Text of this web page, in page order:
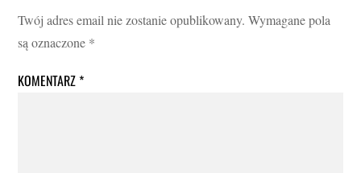
Twój adres email nie zostanie opublikowany. Wymagane pola
są oznaczone *
KOMENTARZ*